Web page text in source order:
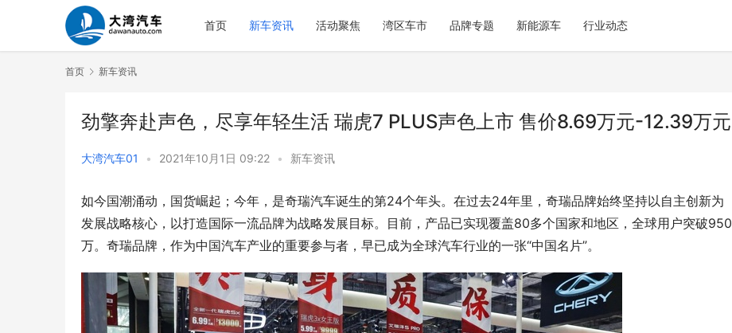
首页 新车资讯 活动聚焦 湾区车市 品牌专题 新能源车 行业动态
首页 新车资讯
劲擎奔赴声色，尽享年轻生活 瑞虎7 PLUS声色上市 售价8.69万元-12.39万元
大湾汽车01 • 2021年10月1日 09:22 • 新车资讯
如今国潮涌动，国货崛起；今年，是奇瑞汽车诞生的第24个年头。在过去24年里，奇瑞品牌始终坚持以自主创新为
发展战略核心，以打造国际一流品牌为战略发展目标。目前，产品已实现覆盖80多个国家和地区，全球用户突破950
万。奇瑞品牌，作为中国汽车产业的重要参与者，早已成为全球汽车行业的一张“中国名片”。